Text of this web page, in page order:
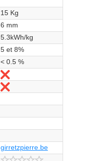
15 Kg
6 mm
5.3kWh/kg
5 et 8%
< 0.5 %
girretzpierre.be